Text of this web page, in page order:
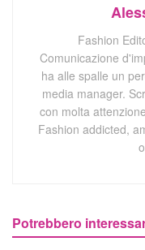
Fashion
Comunicazione
ha alle spalle un
media manager.
con molta
Fashion addicted,
Potrebbero